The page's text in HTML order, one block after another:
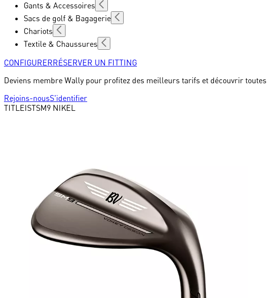
Gants & Accessoires
Sacs de golf & Bagagerie
Chariots
Textile & Chaussures
CONFIGURERRÉSERVER UN FITTING
Deviens membre Wally pour profitez des meilleurs tarifs et découvrir toutes
Rejoins-nousS'identifier
TITLEISTSM9 NIKEL